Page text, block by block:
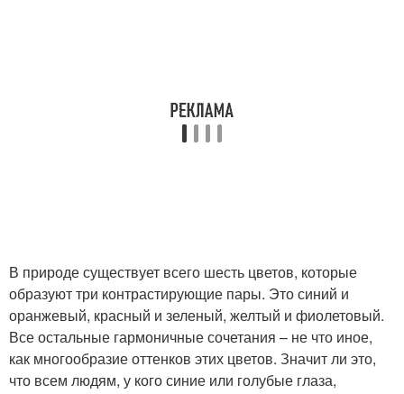
В природе существует всего шесть цветов, которые
образуют три контрастирующие пары. Это синий и
оранжевый, красный и зеленый, желтый и фиолетовый.
Все остальные гармоничные сочетания – не что иное,
как многообразие оттенков этих цветов. Значит ли это,
что всем людям, у кого синие или голубые глаза,